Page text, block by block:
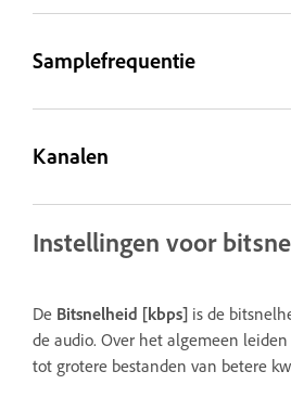
Samplefrequentie
Kanalen
Instellingen voor
De Bitsnelheid [kbps] is de
de audio. Over het algemeen
tot grotere bestanden van betere